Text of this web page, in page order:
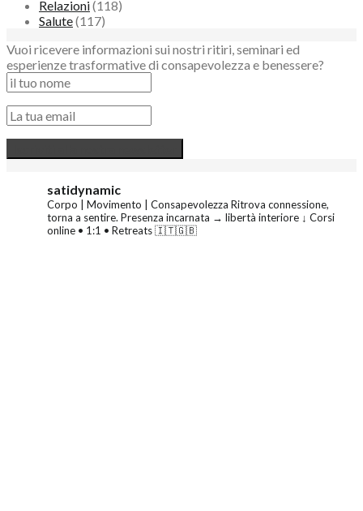
Relazioni(118)
Salute(117)
Vuoi ricevere informazioni sui nostri ritiri, seminari ed
esperienze trasformative di consapevolezza e benessere?
satidynamic
Corpo | Movimento | Consapevolezza Ritrova connessione,
torna a sentire. Presenza incarnata → libertà interiore ↓ Corsi
online • 1:1 • Retreats 🇮🇹🇬🇧